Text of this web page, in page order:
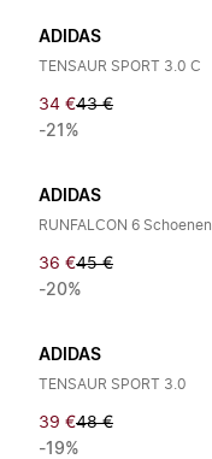
ADIDAS
TENSAUR SPORT 3.0 C
34 €43 €
-21%
ADIDAS
RUNFALCON 6 Schoenen
36 €45 €
-20%
ADIDAS
TENSAUR SPORT 3.0
39 €48 €
-19%